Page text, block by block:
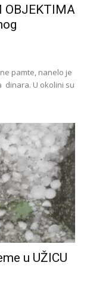
OBJEKTIMA
pamte, nanelo je
dinara. U okolini su
u UŽICU